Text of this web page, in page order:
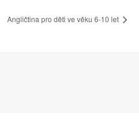
Angličtina pro děti ve věku 6-10 let